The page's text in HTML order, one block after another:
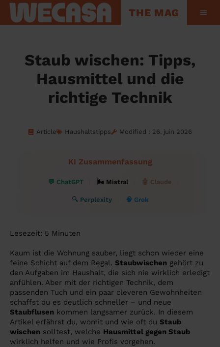
THE MAG
Staub wischen: Tipps,
Hausmittel und die
richtige Technik
Article Haushaltstipps Modified : 26. juin 2026
KI Zusammenfassung
💬 ChatGPT 🌬 Mistral 🤖 Claude
🔍 Perplexity 🧠 Grok
Lesezeit: 5 Minuten
Kaum ist die Wohnung sauber, liegt schon wieder eine
feine Schicht auf dem Regal. Staubwischen gehört zu
den Aufgaben im Haushalt, die sich nie wirklich erledigt
anfühlen. Aber mit der richtigen Technik, dem
passenden Tuch und ein paar cleveren Gewohnheiten
schaffst du es deutlich schneller – und neue
Staubflusen kommen langsamer zurück. In diesem
Artikel erfährst du, womit und wie oft du Staub
wischen solltest, welche Hausmittel gegen Staub
wirklich helfen und wie Profis vorgehen.